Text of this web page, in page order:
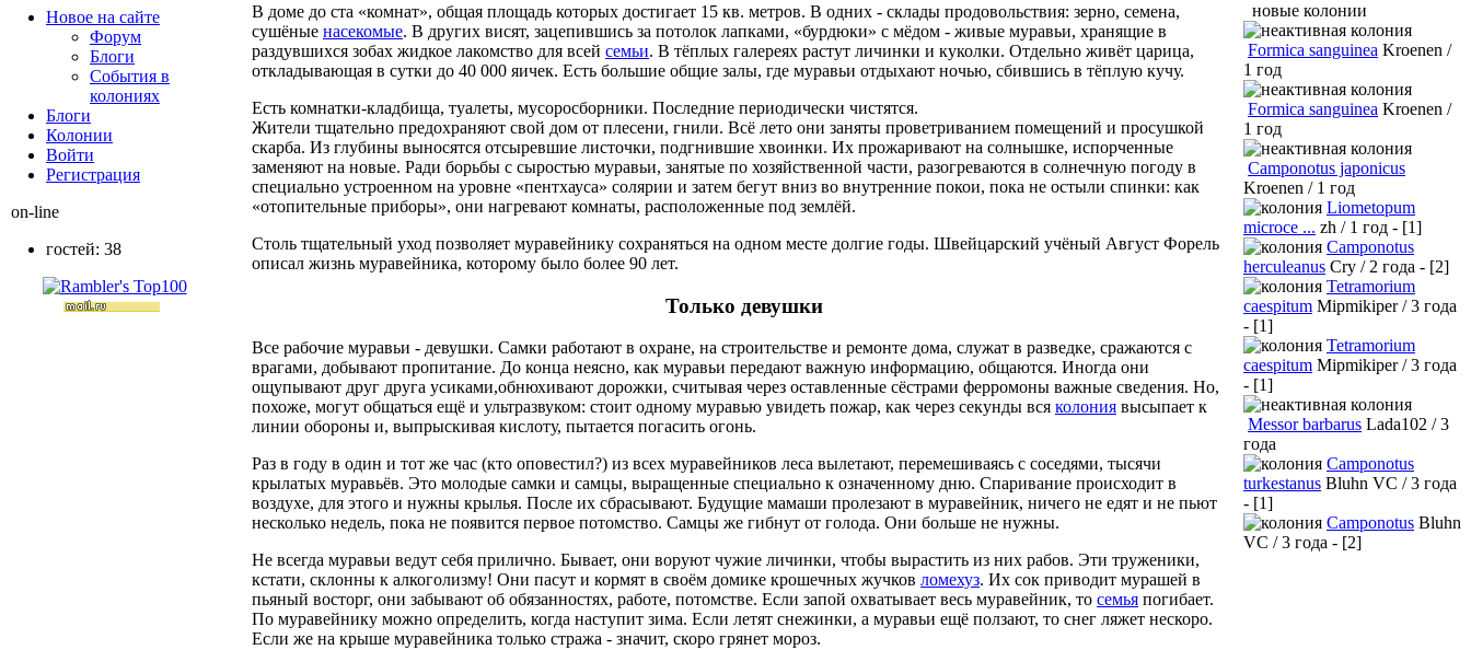
В доме до ста «комнат», общая площадь которых достигает 15 кв. метров. В одних - склады продовольствия: зерно, семена,
сушёные насекомые. В других висят, зацепившись за потолок лапками, «бурдюки» с мёдом - живые муравьи, хранящие в
раздувшихся зобах жидкое лакомство для всей семьи. В тёплых галереях растут личинки и куколки. Отдельно живёт царица,
откладывающая в сутки до 40 000 яичек. Есть большие общие залы, где муравьи отдыхают ночью, сбившись в тёплую кучу.
Есть комнатки-кладбища, туалеты, мусоросборники. Последние периодически чистятся.
Жители тщательно предохраняют свой дом от плесени, гнили. Всё лето они заняты проветриванием помещений и просушкой
скарба. Из глубины выносятся отсыревшие листочки, подгнившие хвоинки. Их прожаривают на солнышке, испорченные
заменяют на новые. Ради борьбы с сыростью муравьи, занятые по хозяйственной части, разогреваются в солнечную погоду в
специально устроенном на уровне «пентхауса» солярии и затем бегут вниз во внутренние покои, пока не остыли спинки: как
«отопительные приборы», они нагревают комнаты, расположенные под землёй.
Столь тщательный уход позволяет муравейнику сохраняться на одном месте долгие годы. Швейцарский учёный Август Форель
описал жизнь муравейника, которому было более 90 лет.
Только девушки
Все рабочие муравьи - девушки. Самки работают в охране, на строительстве и ремонте дома, служат в разведке, сражаются с
врагами, добывают пропитание. До конца неясно, как муравьи передают важную информацию, общаются. Иногда они
ощупывают друг друга усиками,обнюхивают дорожки, считывая через оставленные сёстрами ферромоны важные сведения. Но,
похоже, могут общаться ещё и ультразвуком: стоит одному муравью увидеть пожар, как через секунды вся колония высыпает к
линии обороны и, выпрыскивая кислоту, пытается погасить огонь.
Раз в году в один и тот же час (кто оповестил?) из всех муравейников леса вылетают, перемешиваясь с соседями, тысячи
крылатых муравьёв. Это молодые самки и самцы, выращенные специально к означенному дню. Спаривание происходит в
воздухе, для этого и нужны крылья. После их сбрасывают. Будущие мамаши пролезают в муравейник, ничего не едят и не пьют
несколько недель, пока не появится первое потомство. Самцы же гибнут от голода. Они больше не нужны.
Не всегда муравьи ведут себя прилично. Бывает, они воруют чужие личинки, чтобы вырастить из них рабов. Эти труженики,
кстати, склонны к алкоголизму! Они пасут и кормят в своём домике крошечных жучков ломехуз. Их сок приводит мурашей в
пьяный восторг, они забывают об обязанностях, работе, потомстве. Если запой охватывает весь муравейник, то семья погибает.
По муравейнику можно определить, когда наступит зима. Если летят снежинки, а муравьи ещё ползают, то снег ляжет нескоро.
Если же на крыше муравейника только стража - значит, скоро грянет мороз.
Новое на сайте
Форум
Блоги
События в
колониях
Блоги
Колонии
Войти
Peгиcтpaция
on-line
гостей: 38
новые колонии
Formica sanguinea Kroenen /
1 год
Formica sanguinea Kroenen /
1 год
Camponotus japonicus
Kroenen / 1 год
Liometopum
microce ... zh / 1 год - [1]
Camponotus
herculeanus Cry / 2 года - [2]
Tetramorium
caespitum Mipmikiper / 3 года
- [1]
Tetramorium
caespitum Mipmikiper / 3 года
- [1]
Messor barbarus Lada102 / 3
года
Camponotus
turkestanus Bluhn VC / 3 года
- [1]
Camponotus Bluhn
VC / 3 года - [2]